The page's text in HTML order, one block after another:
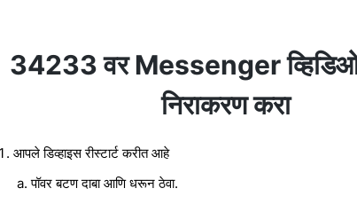
34233 वर Messenger
निराकरण करा
आपले डिव्हाइस रीस्टार्ट करीत आहे
पॉवर बटण दाबा आणि धरून ठेवा.